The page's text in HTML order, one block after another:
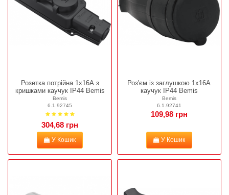
Розетка потрійна 1х16А з
кришками каучук IP44 Bemis
Bemis
6.1.92745
304,68 грн
У Кошик
Роз'єм із заглушкою 1х16А
каучук IP44 Bemis
Bemis
6.1.92741
109,98 грн
У Кошик